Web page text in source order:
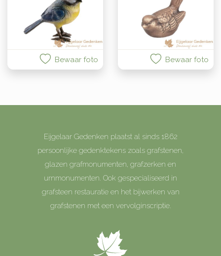
Bewaar foto Bewaar foto
Eijgelaar Gedenken plaatst al sinds 1862
persoonlijke gedenktekens zoals grafstenen,
glazen grafmonumenten, grafzerken en
urnmonumenten. Ook gespecialiseerd in
grafsteen restauratie en het bijwerken van
grafstenen met een vervolginscriptie.